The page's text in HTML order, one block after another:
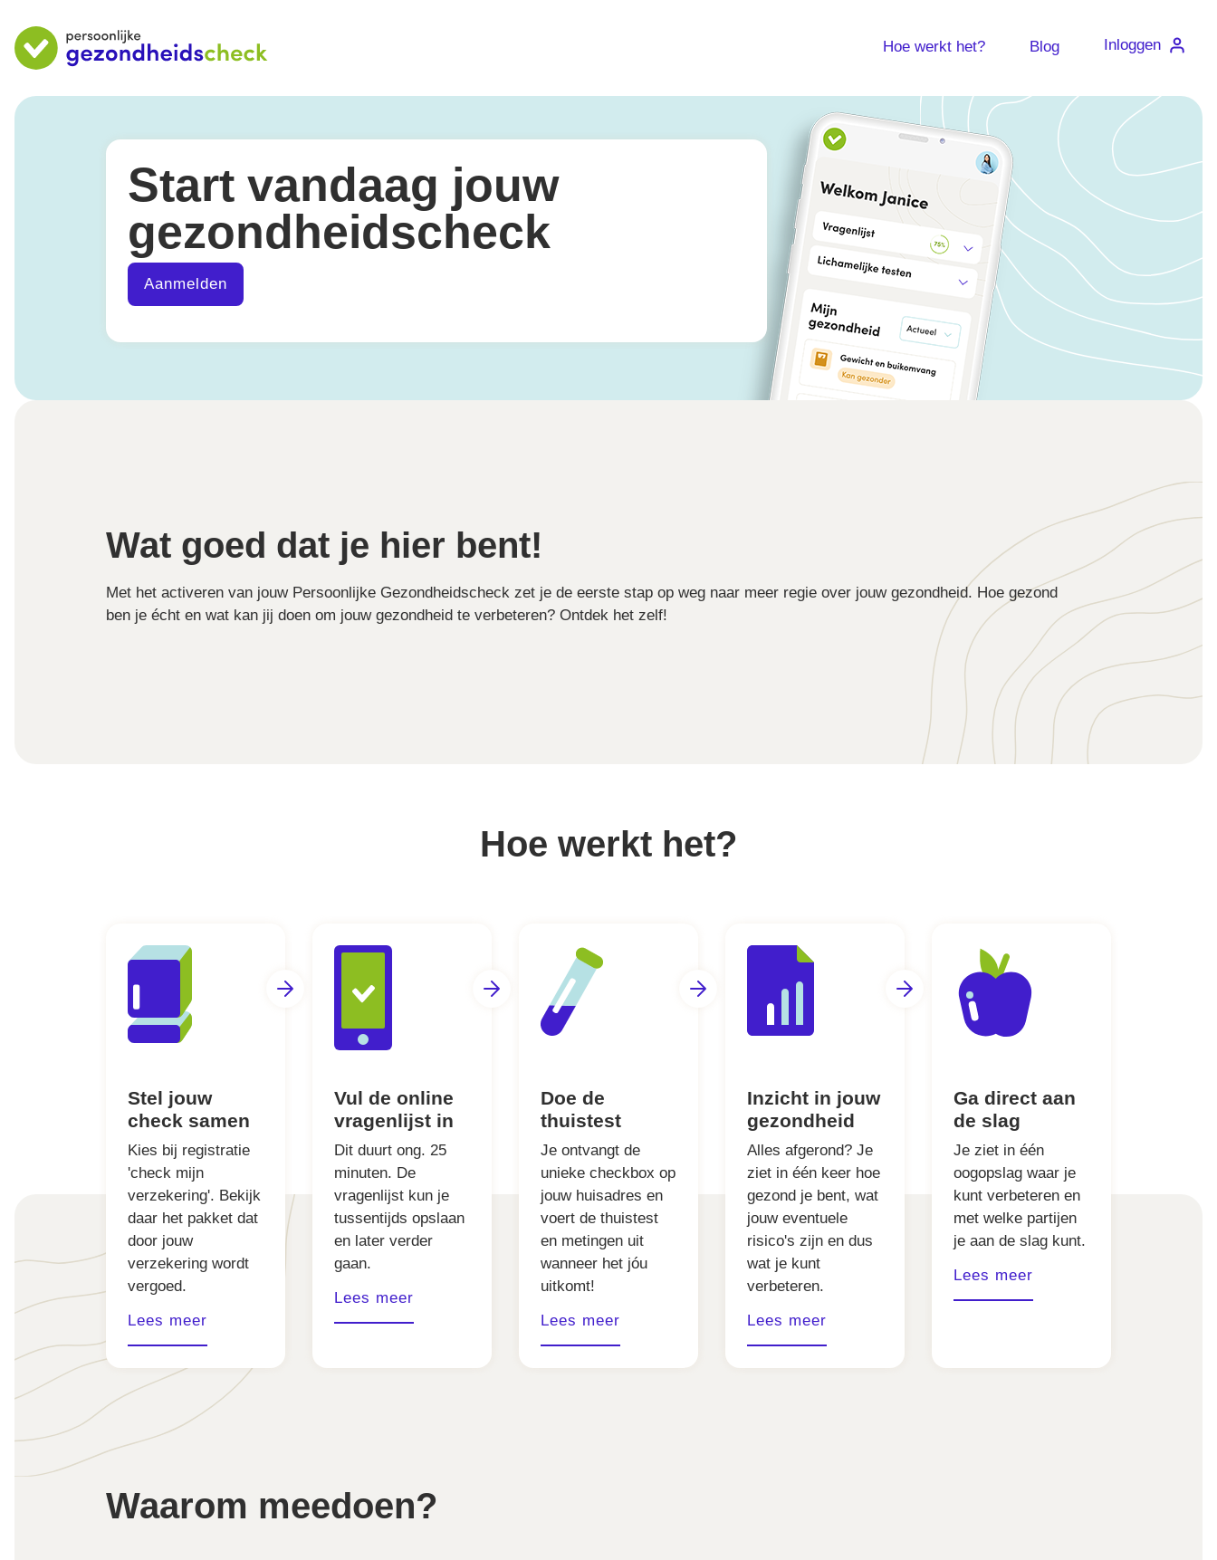
Hoe werkt het? Blog Inloggen
Start vandaag jouw
gezondheidscheck
Aanmelden
Wat goed dat je hier bent!
Met het activeren van jouw Persoonlijke Gezondheidscheck zet je de eerste stap op weg naar meer regie over jouw gezondheid. Hoe gezond
ben je écht en wat kan jij doen om jouw gezondheid te verbeteren? Ontdek het zelf!
Hoe werkt het?
Stel jouw
check samen
Kies bij registratie
'check mijn
verzekering'. Bekijk
daar het pakket dat
door jouw
verzekering wordt
vergoed.
Lees meer
Vul de online
vragenlijst in
Dit duurt ong. 25
minuten. De
vragenlijst kun je
tussentijds opslaan
en later verder
gaan.
Lees meer
Doe de
thuistest
Je ontvangt de
unieke checkbox op
jouw huisadres en
voert de thuistest
en metingen uit
wanneer het jóu
uitkomt!
Lees meer
Inzicht in jouw
gezondheid
Alles afgerond? Je
ziet in één keer hoe
gezond je bent, wat
jouw eventuele
risico's zijn en dus
wat je kunt
verbeteren.
Lees meer
Ga direct aan
de slag
Je ziet in één
oogopslag waar je
kunt verbeteren en
met welke partijen
je aan de slag kunt.
Lees meer
Waarom meedoen?